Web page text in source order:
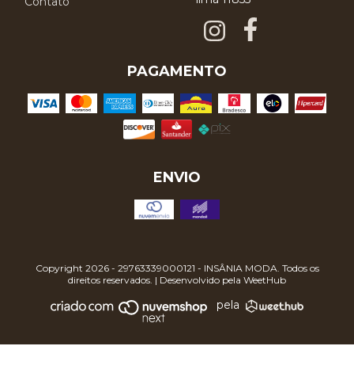
PAGAMENTO
ENVIO
Copyright 2026 - 29763339000121 - INSÂNIA MODA. Todos os
direitos reservados. | Desenvolvido pela WeetHub
pela